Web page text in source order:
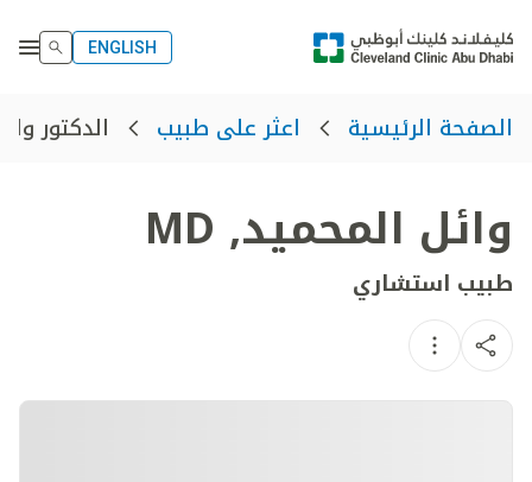
ENGLISH
الصفحة الرئيسية اعثر على طبيب الدكتور
وائل المحميد,
MD
طبيب استشاري